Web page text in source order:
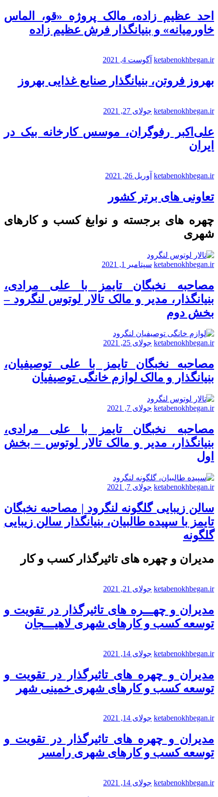
احد عظیم زاده، مالک پروژه «قو، الماس
خاورمیانه» و بنیانگذار فرش عظیم زاده
ketabenokhbegan.ir آگوست 4, 2021
بهروز فروتن، بنیانگذار صنایع غذایی بهروز
ketabenokhbegan.ir جولای 27, 2021
علی‌اکبر رفوگران، موسس کارخانه بیک در
ایران
ketabenokhbegan.ir آوریل 26, 2021
تعاونی های برتر کشور
چهره های برجسته و نوابغ کسب و کارهای
شهری
ketabenokhbegan.ir سپتامبر 1, 2021
مصاحبه نخبگان تایمز با علی مرادی،
بنیانگذار، مدیر و مالک تالار لوتوس لنگرود –
بخش دوم
ketabenokhbegan.ir جولای 25, 2021
مصاحبه نخبگان تایمز با علی توصیفیان،
بنیانگذار و مالک لوازم خانگی توصیفیان
ketabenokhbegan.ir جولای 7, 2021
مصاحبه نخبگان تایمز با علی مرادی،
بنیانگذار، مدیر و مالک تالار لوتوس – بخش
اول
ketabenokhbegan.ir جولای 7, 2021
سالن زیبایی گلگونه لنگرود | مصاحبه نخبگان
تایمز با سپیده طالبیان، بنیانگذار سالن زیبایی
گلگونه
مدیران و چهره های تاثیرگذار کسب و کار
ketabenokhbegan.ir جولای 21, 2021
مدیران و چهـــره های تاثیرگذار در تقویت و
توسعه کسب و کارهای شهری لاهیـــجان
ketabenokhbegan.ir جولای 14, 2021
مدیران و چهره های تاثیرگذار در تقویت و
توسعه کسب و کارهای شهری خمینی شهر
ketabenokhbegan.ir جولای 14, 2021
مدیران و چهره های تاثیرگذار در تقویت و
توسعه کسب و کارهای شهری رامسر
ketabenokhbegan.ir جولای 14, 2021